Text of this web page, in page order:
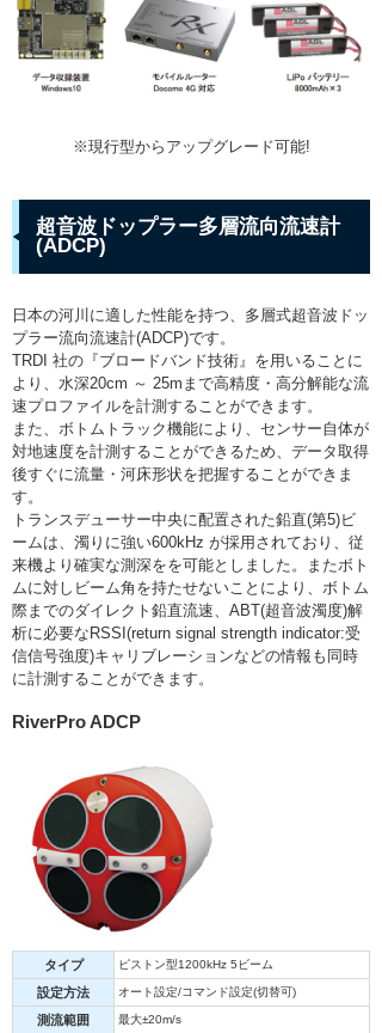
※現行型からアップグレード可能!
超音波ドップラー多層流向流速計
(ADCP)
日本の河川に適した性能を持つ、多層式超音波ドッ
プラー流向流速計(ADCP)です。
TRDI 社の『ブロードバンド技術』を用いることに
より、水深20cm ～ 25mまで高精度・高分解能な流
速プロファイルを計測することができます。
また、ボトムトラック機能により、センサー自体が
対地速度を計測することができるため、データ取得
後すぐに流量・河床形状を把握することができま
す。
トランスデューサー中央に配置された鉛直(第5)ビ
ームは、濁りに強い600kHz が採用されており、従
来機より確実な測深をを可能としました。またボト
ムに対しビーム角を持たせないことにより、ボトム
際までのダイレクト鉛直流速、ABT(超音波濁度)解
析に必要なRSSI(return signal strength indicator:受
信信号強度)キャリブレーションなどの情報も同時
に計測することができます。
RiverPro ADCP
タイプ ピストン型1200kHz 5ビーム
設定方法 オート設定/コマンド設定(切替可)
測流範囲 最大±20m/s